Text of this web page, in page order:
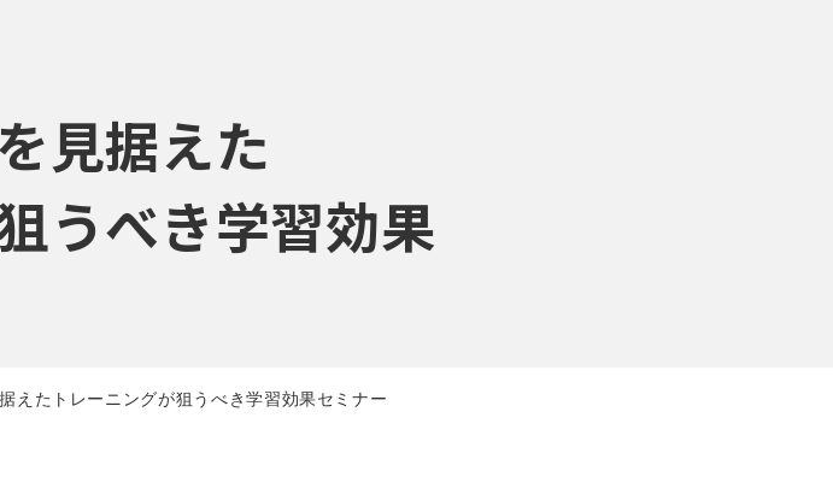
見据えた
うべき学習効果
えたトレーニングが狙うべき学習効果セミナー